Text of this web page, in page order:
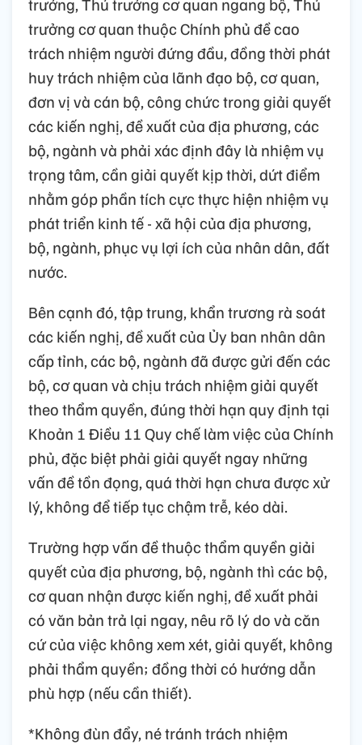
trưởng cơ quan thuộc Chính phủ đề cao
trách nhiệm người đứng đầu, đồng thời phát
huy trách nhiệm của lãnh đạo bộ, cơ quan,
đơn vị và cán bộ, công chức trong giải quyết
các kiến nghị, đề xuất của địa phương, các
bộ, ngành và phải xác định đây là nhiệm vụ
trọng tâm, cần giải quyết kịp thời, dứt điểm
nhằm góp phần tích cực thực hiện nhiệm vụ
phát triển kinh tế - xã hội của địa phương,
bộ, ngành, phục vụ lợi ích của nhân dân, đất
nước.
Bên cạnh đó, tập trung, khẩn trương rà soát
các kiến nghị, đề xuất của Ủy ban nhân dân
cấp tỉnh, các bộ, ngành đã được gửi đến các
bộ, cơ quan và chịu trách nhiệm giải quyết
theo thẩm quyền, đúng thời hạn quy định tại
Khoản 1 Điều 11 Quy chế làm việc của Chính
phủ, đặc biệt phải giải quyết ngay những
vấn đề tồn đọng, quá thời hạn chưa được xử
lý, không để tiếp tục chậm trễ, kéo dài.
Trường hợp vấn đề thuộc thẩm quyền giải
quyết của địa phương, bộ, ngành thì các bộ,
cơ quan nhận được kiến nghị, đề xuất phải
có văn bản trả lại ngay, nêu rõ lý do và căn
cứ của việc không xem xét, giải quyết, không
phải thẩm quyền; đồng thời có hướng dẫn
phù hợp (nếu cần thiết).
*Không đùn đẩy, né tránh trách nhiệm